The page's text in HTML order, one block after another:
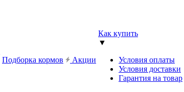
Подборка кормов Акции
Как купить
▼
Условия оплаты
Условия доставки
Гарантия на товар